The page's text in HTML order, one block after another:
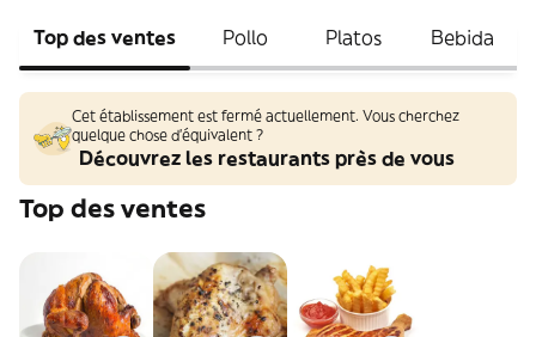
Top des ventes Pollo Platos Bebida
Cet établissement est fermé actuellement. Vous cherchez
quelque chose d'équivalent ?
Découvrez les restaurants près de vous
Top des ventes